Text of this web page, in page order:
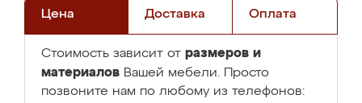
Цена Доставка Оплата
Стоимость зависит от размеров и
материалов Вашей мебели. Просто
позвоните нам по любому из телефонов: